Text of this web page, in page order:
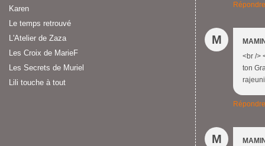
Karen
Le temps retrouvé
L'Atelier de Zaza
Les Croix de MarieF
Les Secrets de Muriel
Lili touche à tout
Répondre
M
<br />
ton
Répondre
M